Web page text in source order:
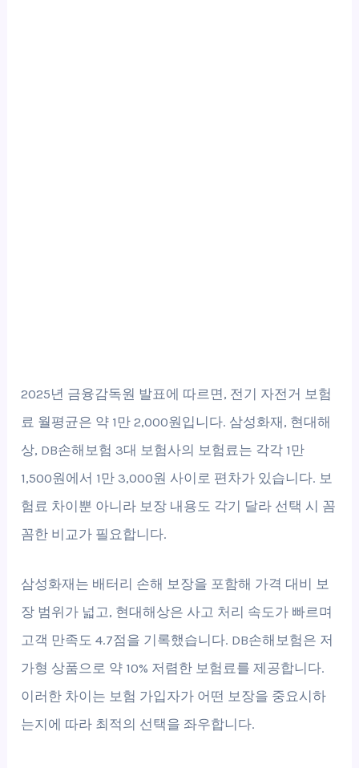
2025년 금융감독원 발표에 따르면, 전기 자전거 보험
료 월평균은 약 1만 2,000원입니다. 삼성화재, 현대해
상, DB손해보험 3대 보험사의 보험료는 각각 1만
1,500원에서 1만 3,000원 사이로 편차가 있습니다. 보
험료 차이뿐 아니라 보장 내용도 각기 달라 선택 시 꼼
꼼한 비교가 필요합니다.
삼성화재는 배터리 손해 보장을 포함해 가격 대비 보
장 범위가 넓고, 현대해상은 사고 처리 속도가 빠르며
고객 만족도 4.7점을 기록했습니다. DB손해보험은 저
가형 상품으로 약 10% 저렴한 보험료를 제공합니다.
이러한 차이는 보험 가입자가 어떤 보장을 중요시하
는지에 따라 최적의 선택을 좌우합니다.